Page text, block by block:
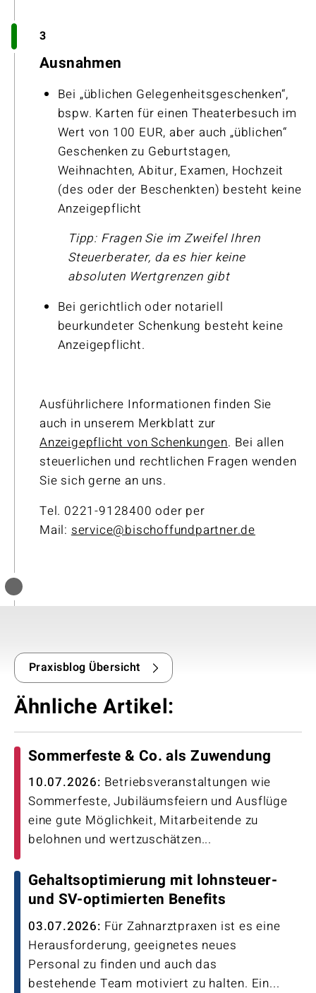
3
Ausnahmen
Bei „üblichen Gelegenheitsgeschenken“,
bspw. Karten für einen Theaterbesuch im
Wert von 100 EUR, aber auch „üblichen“
Geschenken zu Geburtstagen,
Weihnachten, Abitur, Examen, Hochzeit
(des oder der Beschenkten) besteht keine
Anzeigepflicht
Tipp: Fragen Sie im Zweifel Ihren
Steuerberater, da es hier keine
absoluten Wertgrenzen gibt
Bei gerichtlich oder notariell
beurkundeter Schenkung besteht keine
Anzeigepflicht.
Ausführlichere Informationen finden Sie
auch in unserem Merkblatt zur
Anzeigepflicht von Schenkungen. Bei allen
steuerlichen und rechtlichen Fragen wenden
Sie sich gerne an uns.
Tel. 0221-9128400 oder per
Mail: service@bischoffundpartner.de
Ähnliche Artikel:
Praxisblog Übersicht
Sommerfeste & Co. als Zuwendung
10.07.2026: Betriebsveranstaltungen wie
Sommerfeste, Jubiläumsfeiern und Ausflüge
eine gute Möglichkeit, Mitarbeitende zu
belohnen und wertzuschätzen...
Gehaltsoptimierung mit lohnsteuer-
und SV-optimierten Benefits
03.07.2026: Für Zahnarztpraxen ist es eine
Herausforderung, geeignetes neues
Personal zu finden und auch das
bestehende Team motiviert zu halten. Ein...